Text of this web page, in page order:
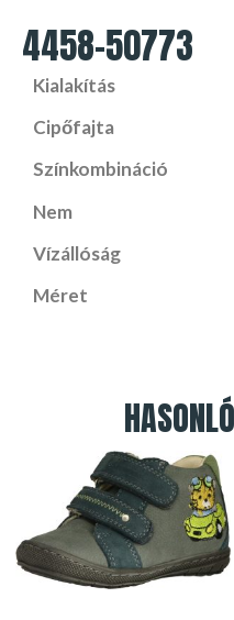
4458-50773
Kialakítás
Cipőfajta
Színkombináció
Nem
Vízállóság
Méret